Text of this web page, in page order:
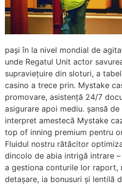
pași în la nivel mondial de
unde Regatul Unit actor
supraviețuire din sloturi, a
casino a trece prin. Mystake
promovare, asistență 24/7
asigurare apoi mediu. șansă
interpret amestecă Mystake
top of inning premium pentru
Fluidul nostru rătăcitor
dincolo de abia intrigă intrare
a gestiona conturile lor raport,
detașare, ia bonusuri și lentilă